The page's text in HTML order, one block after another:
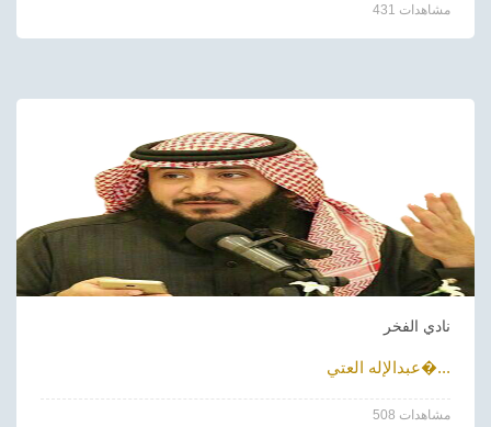
431 مشاهدات
نادي الفخر
عبدالإله العتي�...
508 مشاهدات